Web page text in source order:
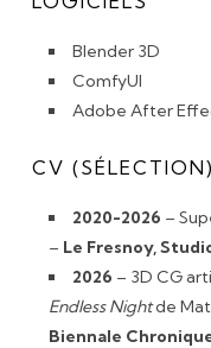
Blender 3D
ComfyUI
Adobe After
CV (SÉLECTION)
2020-2026 –
– Le Fresnoy,
2026 – 3D CG
Endless Nightde
Biennale